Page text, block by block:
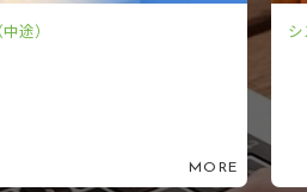
ムエンジニア（新卒）